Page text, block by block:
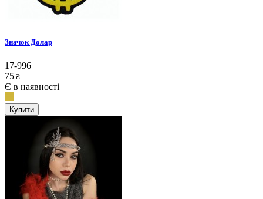
Значок Долар
17-996
75 ₴
Є в наявності
Купити